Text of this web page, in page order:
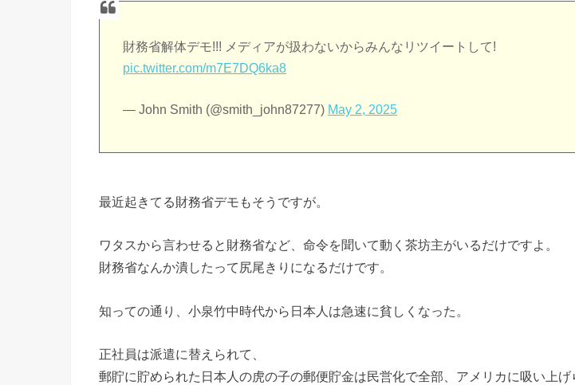
財務省解体デモ!!! メディアが扱わないからみんなリツイートして!
pic.twitter.com/m7E7DQ6ka8
— John Smith (@smith_john87277) May 2, 2025
最近起きてる財務省デモもそうですが。
ワタスから言わせると財務省など、命令を聞いて動く茶坊主がいるだけですよ。
財務省なんか潰したって尻尾きりになるだけです。
知っての通り、小泉竹中時代から日本人は急速に貧しくなった。
正社員は派遣に替えられて、
郵貯に貯められた日本人の虎の子の郵便貯金は民営化で全部、アメリカに吸い上げ